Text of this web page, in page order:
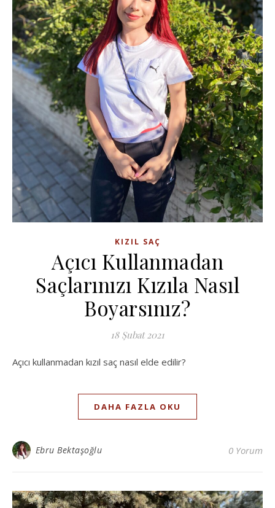
KIZIL SAÇ
Açıcı Kullanmadan
Saçlarınızı Kızıla Nasıl
Boyarsınız?
18 Şubat 2021
Açıcı kullanmadan kızıl saç nasıl elde edilir?
DAHA FAZLA OKU
Ebru Bektaşoğlu 0 Yorum